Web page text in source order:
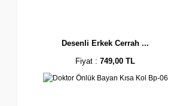
Desenli Erkek Cerrah ...
Fiyat :749,00 TL